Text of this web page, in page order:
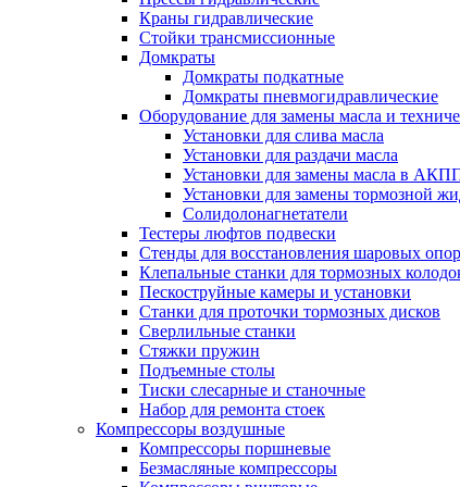
Краны гидравлические
Стойки трансмиссионные
Домкраты
Домкраты подкатные
Домкраты пневмогидравлические
Оборудование для замены масла и
Установки для слива масла
Установки для раздачи масла
Установки для замены масла в
Установки для замены тормозной
Солидолонагнетатели
Тестеры люфтов подвески
Стенды для восстановления шаровых опор
Клепальные станки для тормозных
Пескоструйные камеры и установки
Станки для проточки тормозных дисков
Сверлильные станки
Стяжки пружин
Подъемные столы
Тиски слесарные и станочные
Набор для ремонта стоек
Компрессоры воздушные
Компрессоры поршневые
Безмасляные компрессоры